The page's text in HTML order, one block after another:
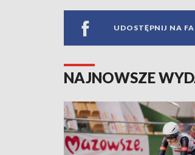
UDOSTĘPNIJ NA
NAJNOWSZE